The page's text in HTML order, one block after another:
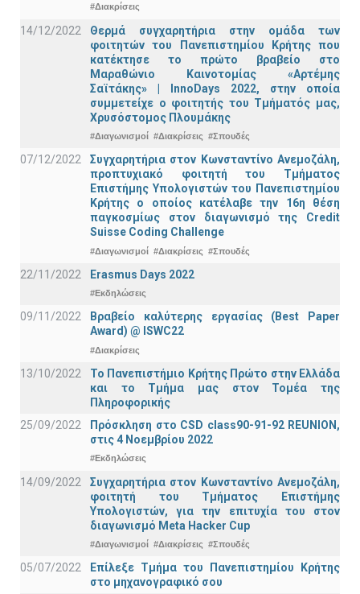
#Διακρίσεις
14/12/2022
Θερμά συγχαρητήρια στην ομάδα των
φοιτητών του Πανεπιστημίου Κρήτης που
κατέκτησε το πρώτο βραβείο στο
Μαραθώνιο Καινοτομίας «Αρτέμης
Σαϊτάκης» | InnoDays 2022, στην οποία
συμμετείχε ο φοιτητής του Τμήματός μας,
Χρυσόστομος Πλουμάκης
#Διαγωνισμοί #Διακρίσεις #Σπουδές
07/12/2022
Συγχαρητήρια στον Κωνσταντίνο Ανεμοζάλη,
προπτυχιακό φοιτητή του Τμήματος
Επιστήμης Υπολογιστών του Πανεπιστημίου
Κρήτης ο οποίος κατέλαβε την 16η θέση
παγκοσμίως στον διαγωνισμό της Credit
Suisse Coding Challenge
#Διαγωνισμοί #Διακρίσεις #Σπουδές
22/11/2022 Erasmus Days 2022
#Εκδηλώσεις
09/11/2022
Βραβείο καλύτερης εργασίας (Best Paper
Award) @ ISWC22
#Διακρίσεις
13/10/2022
Το Πανεπιστήμιο Κρήτης Πρώτο στην Ελλάδα
και το Τμήμα μας στον Τομέα της
Πληροφορικής
25/09/2022
Πρόσκληση στο CSD class90-91-92 REUNION,
στις 4 Νοεμβρίου 2022
#Εκδηλώσεις
14/09/2022
Συγχαρητήρια στον Κωνσταντίνο Ανεμοζάλη,
φοιτητή του Τμήματος Επιστήμης
Υπολογιστών, για την επιτυχία του στον
διαγωνισμό Meta Hacker Cup
#Διαγωνισμοί #Διακρίσεις #Σπουδές
05/07/2022
Επίλεξε Τμήμα του Πανεπιστημίου Κρήτης
στο μηχανογραφικό σου